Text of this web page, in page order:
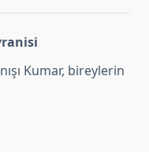
Kumar, bireylerin